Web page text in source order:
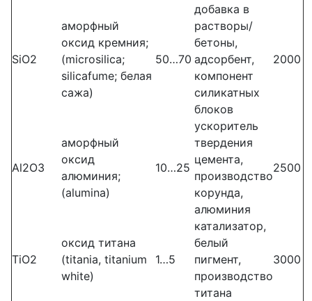
SiO2
аморфный
оксид кремния;
(microsilica;
silicafume; белая
сажа)
50…70
добавка в
растворы/
бетоны,
адсорбент,
компонент
силикатных
блоков
2000
Al2O3
аморфный
оксид
алюминия;
(alumina)
10…25
ускоритель
твердения
цемента,
производство
корунда,
алюминия
2500
TiO2
оксид титана
(titania, titanium
white)
1…5
катализатор,
белый
пигмент,
производство
титана
3000